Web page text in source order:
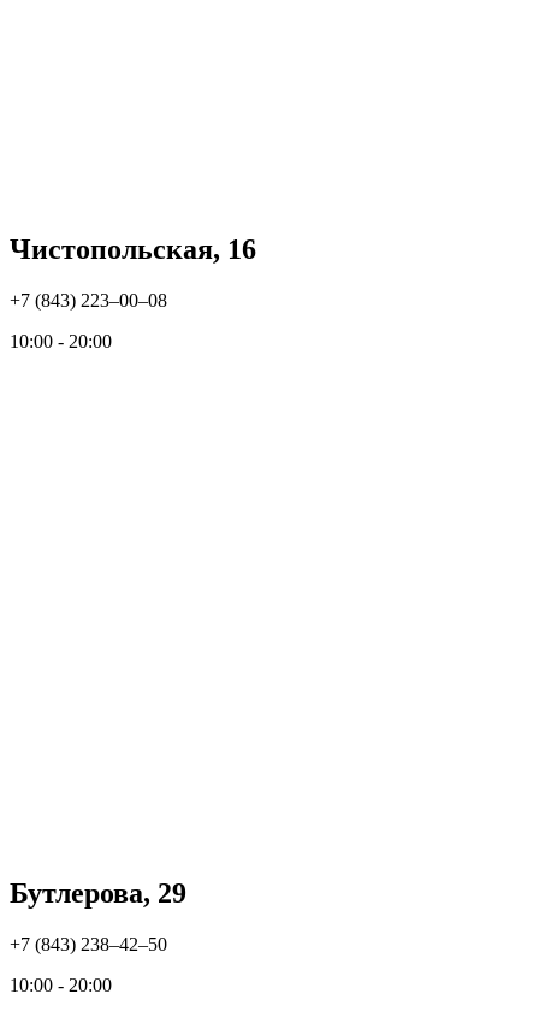
Чистопольская, 16
+7 (843) 223‒00‒08
10:00 - 20:00
Бутлерова, 29
+7 (843) 238‒42‒50
10:00 - 20:00